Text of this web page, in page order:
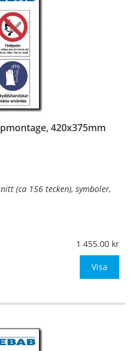
420x375mm
(ca 156 tecken), symboler,
2mm (stolpmontage)
mått upp till 0,16m²)
1 455.00
Visa